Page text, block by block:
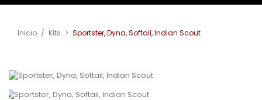
Inicio / Kits > Sportster, Dyna, Softail, Indian Scout